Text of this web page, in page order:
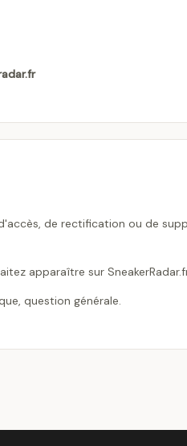
de rectification ou de
apparaître sur
question générale.